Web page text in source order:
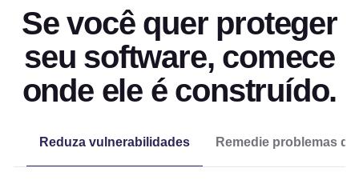
Se você quer proteger
seu software, comece
onde ele é construído.
Reduza vulnerabilidades Remedie problemas